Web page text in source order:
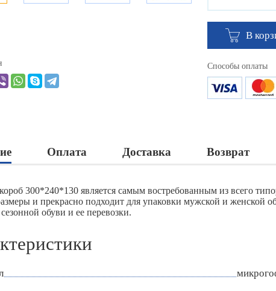
В
Способы оплаты
Оплата Доставка Возврат
300*240*130 является самым востребованным из всего
и прекрасно подходит для упаковки мужской и женской
обуви и ее перевозки.